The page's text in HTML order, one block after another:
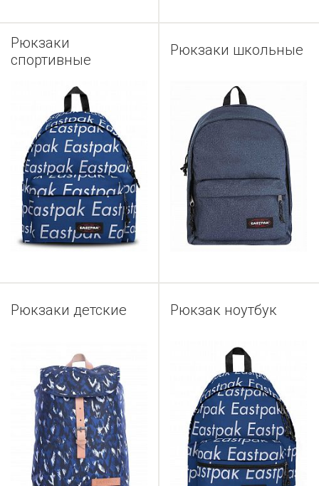
Рюкзаки
спортивные
Рюкзаки школьные
Рюкзаки детские Рюкзак ноутбук